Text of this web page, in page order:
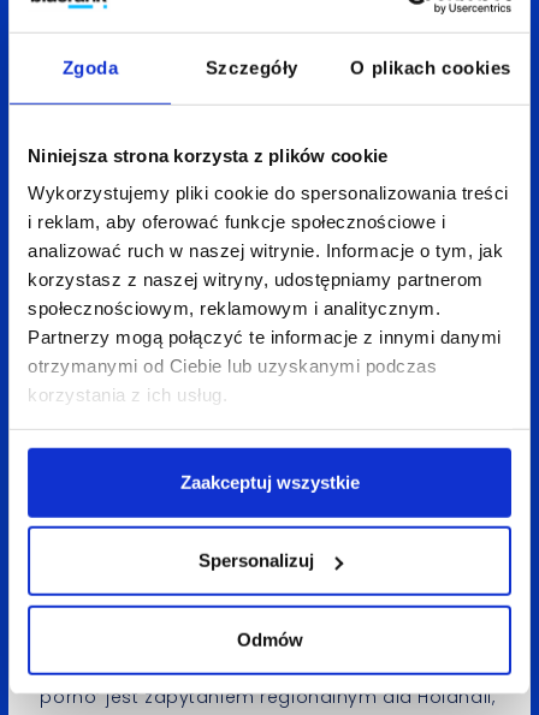
Zgoda Szczegóły O plikach cookies
Niniejsza strona korzysta z plików cookie
Wykorzystujemy pliki cookie do spersonalizowania treści
i reklam, aby oferować funkcje społecznościowe i
analizować ruch w naszej witrynie. Informacje o tym, jak
korzystasz z naszej witryny, udostępniamy partnerom
społecznościowym, reklamowym i analitycznym.
Partnerzy mogą połączyć te informacje z innymi danymi
otrzymanymi od Ciebie lub uzyskanymi podczas
korzystania z ich usług.
Zaakceptuj wszystkie
Spersonalizuj
Odmów
Najpopularniejsze zapytania
W ciągu ostatniego
'koledzy z klasy’ oraz 'w kontakcie’. Coraz częściej
pojawiają się zapytania związane z serwisami
społecznościowymi (taką tendencję obserwowano
również w naszej części Internetu). Zapytania
zadawane wyszukiwarce przez telefony komórkowe
wyglądają nieco inaczej, tam tematyka socjalna
nie wygrała z erotyczną…
Zapytania regionalne
takiego, jak regionalizacja – częstotliwość
zadawania danego pytania w stosunku do liczby
wszystkich zapytań z danego regionu. Porównanie
wskaźników regionalizacji w różnych rejonach
pozwala dostrzec, jakie zapytania
'porno’ jest zapytaniem regionalnym dla Holandii,